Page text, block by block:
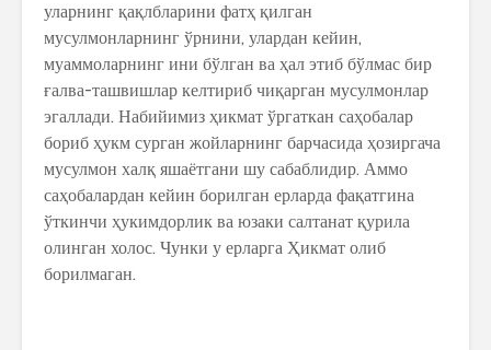
уларнинг қақлбларини фатҳ қилган
мусулмонларнинг ўрнини, улардан кейин,
муаммоларнинг ини бўлган ва ҳал этиб бўлмас бир
ғалва-ташвишлар келтириб чиқарган мусулмонлар
эгаллади. Набийимиз ҳикмат ўргаткан саҳобалар
бориб ҳукм сурган жойларнинг барчасида ҳозиргача
мусулмон халқ яшаётгани шу сабаблидир. Аммо
саҳобалардан кейин борилган ерларда фақатгина
ўткинчи ҳукимдорлик ва юзаки салтанат қурила
олинган холос. Чунки у ерларга Ҳикмат олиб
борилмаган.